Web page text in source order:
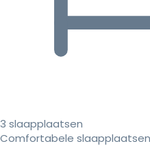
3 slaapplaatsen
Comfortabele